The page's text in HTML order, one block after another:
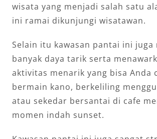
wisata yang menjadi salah satu
ini ramai dikunjungi wisatawan.
Selain itu kawasan pantai ini juga
banyak daya tarik serta
aktivitas menarik yang bisa Anda
bermain kano, berkeliling
atau sekedar bersantai di cafe
momen indah sunset.